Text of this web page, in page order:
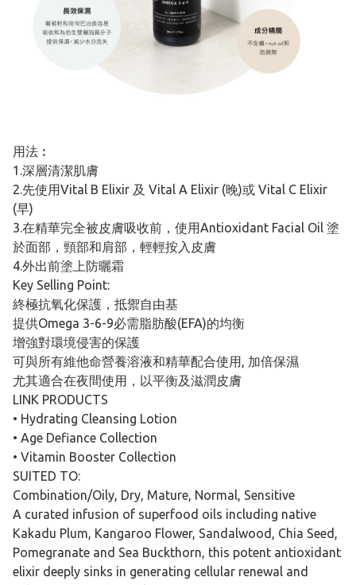
用法︰
1.深層清潔肌膚
2.先使用Vital B Elixir 及 Vital A Elixir (晚)或 Vital C Elixir
(早)
3.在精華完全被皮膚吸收前，使用Antioxidant Facial Oil 塗
於面部，頸部和肩部，輕輕按入皮膚
4.外出前塗上防曬霜
Key Selling Point:
終極抗氧化保護，抵禦自由基
提供Omega 3-6-9必需脂肪酸(EFA)的均衡
增強對環境侵害的保護
可與所有維他命營養溶液和精華配合使用, 加倍保濕
尤其適合在夜間使用，以平衡及滋潤皮膚
LINK PRODUCTS
• Hydrating Cleansing Lotion
• Age Defiance Collection
• Vitamin Booster Collection
SUITED TO:
Combination/Oily, Dry, Mature, Normal, Sensitive
A curated infusion of superfood oils including native
Kakadu Plum, Kangaroo Flower, Sandalwood, Chia Seed,
Pomegranate and Sea Buckthorn, this potent antioxidant
elixir deeply sinks in generating cellular renewal and